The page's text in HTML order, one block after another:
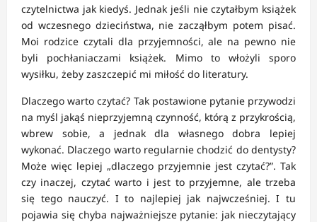
czytelnictwa jak kiedyś. Jednak jeśli nie czytałbym książek
od wczesnego dzieciństwa, nie zacząłbym potem pisać.
Moi rodzice czytali dla przyjemności, ale na pewno nie
byli pochłaniaczami książek. Mimo to włożyli sporo
wysiłku, żeby zaszczepić mi miłość do literatury.
Dlaczego warto czytać? Tak postawione pytanie przywodzi
na myśl jakąś nieprzyjemną czynność, którą z przykrością,
wbrew sobie, a jednak dla własnego dobra lepiej
wykonać. Dlaczego warto regularnie chodzić do dentysty?
Może więc lepiej „dlaczego przyjemnie jest czytać?”. Tak
czy inaczej, czytać warto i jest to przyjemne, ale trzeba
się tego nauczyć. I to najlepiej jak najwcześniej. I tu
pojawia się chyba najważniejsze pytanie: jak nieczytający